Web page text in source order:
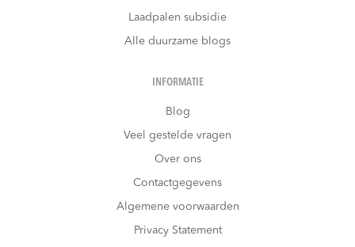
Laadpalen subsidie
Alle duurzame blogs
INFORMATIE
Blog
Veel gestelde vragen
Over ons
Contactgegevens
Algemene voorwaarden
Privacy Statement